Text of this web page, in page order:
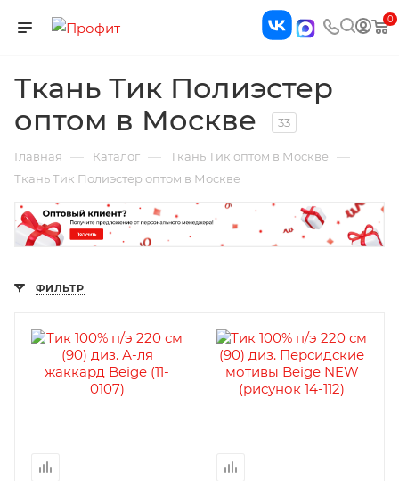
0
Ткань Тик Полиэстер
оптом в Москве
33
Главная — Каталог — Ткань Тик оптом в Москве —
Ткань Тик Полиэстер оптом в Москве
ФИЛЬТР